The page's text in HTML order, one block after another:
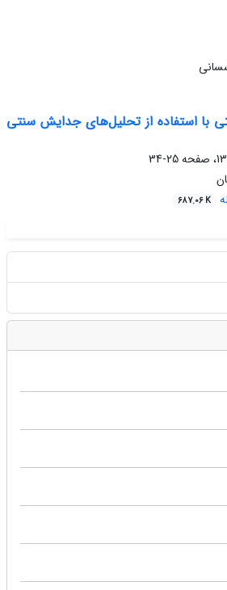
با استفاده از تحلیل‌های جدایش سنتی
25-34
687.06 K